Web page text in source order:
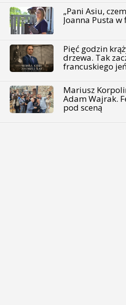
„Pani Asiu,
Joanna Pusta
Pięć godzin
drzewa. Tak
francuskiego
Mariusz
Adam Wajrak.
pod sceną